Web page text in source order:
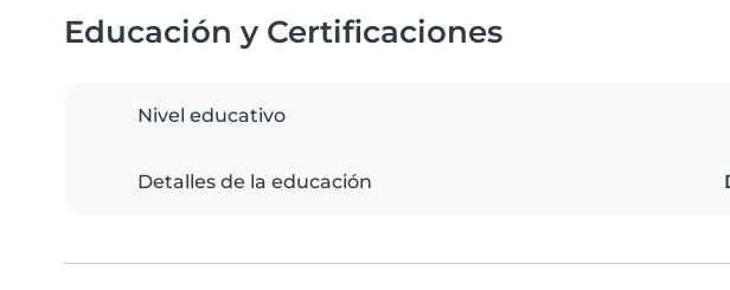
Educación y Certificaciones
Nivel educativo
Detalles de la educación